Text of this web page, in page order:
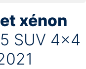
xénon
SUV 4x4